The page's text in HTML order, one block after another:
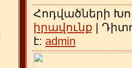
Հոդվածների
իրավունք |
է: admin